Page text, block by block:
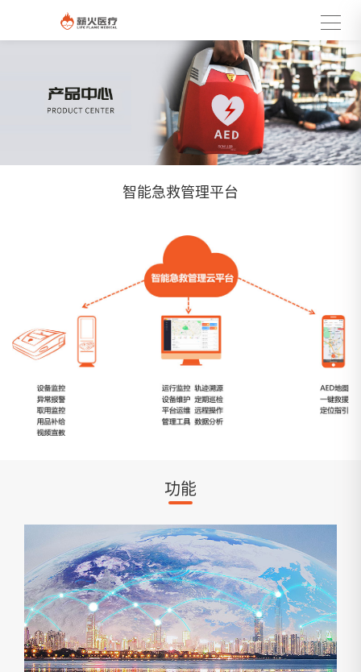
智能急救管理平台
功能